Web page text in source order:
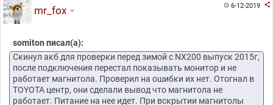
6-12-2019 
mr_fox
somiton писал(а):
Скинул акб для проверки перед зимой с NX200 выпуск 2015г,
после подключения перестал показывать монитор и не
работает магнитола. Проверил на ошибки их нет. Отогнал в
TOYOTA центр, они сделали вывод что магнитола не
работает. Питание на нее идет. При вскрытии магнитолы